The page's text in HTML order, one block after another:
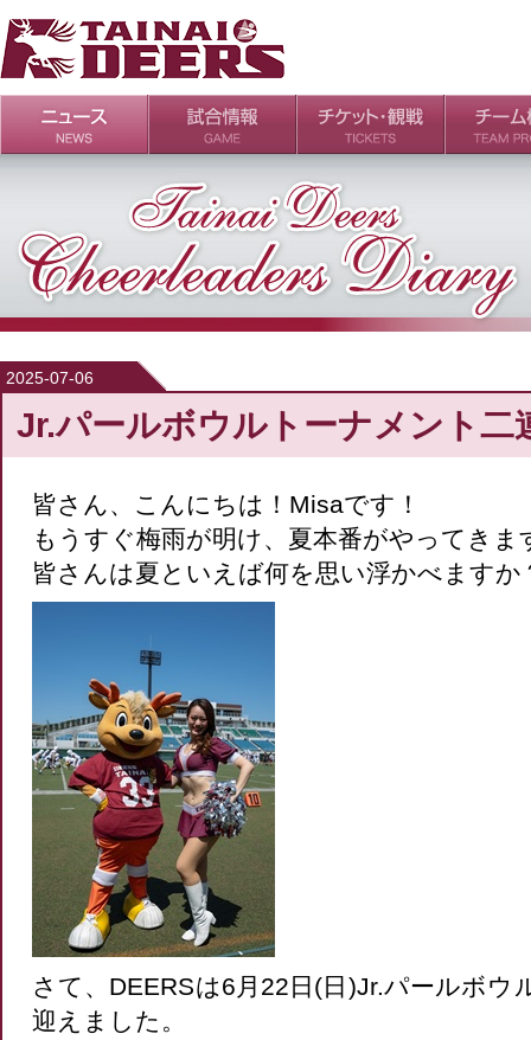
日程・結果
シーズンの流れ チケット
会場・アクセス
ルールガイド
2025-07-06
Jr.パールボウルトーナメント二
皆さん、こんにちは！Misaです！
もうすぐ梅雨が明け、夏本番がやってきま
皆さんは夏といえば何を思い浮かべますか
さて、DEERSは6月22日(日)Jr.パールボウ
迎えました。